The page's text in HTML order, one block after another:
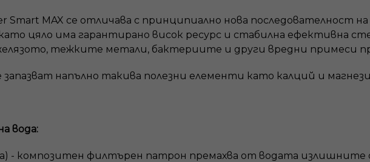
Smart MAX се отличава с принципиално нова последователност
цяло има гарантирано висок ресурс и стабилна ефективна
тежките метали, бактериите и други вредни примеси
напълно такива полезни елементи като калций и
вода:
- композитен филтърен патрон премахва от водата